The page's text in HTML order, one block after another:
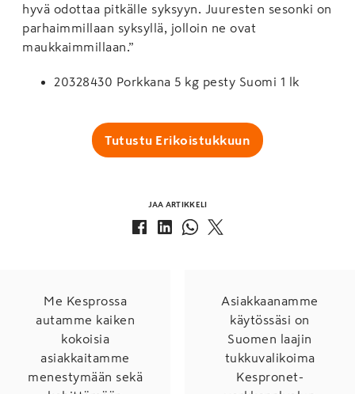
hyvä odottaa pitkälle syksyyn. Juuresten sesonki on
parhaimmillaan syksyllä, jolloin ne ovat
maukkaimmillaan.”
20328430 Porkkana 5 kg pesty Suomi 1 lk
Tutustu Erikoistukkuun
JAA ARTIKKELI
Me Kesprossa
autamme kaiken
kokoisia
asiakkaitamme
menestymään sekä
Asiakkaanamme
käytössäsi on
Suomen laajin
tukkuvalikoima
Kespronet-